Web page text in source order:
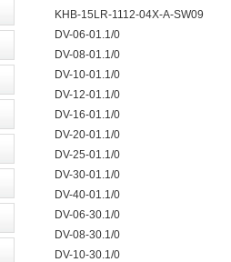
KHB-15LR-1112-04X-A-SW09
DV-06-01.1/0
DV-08-01.1/0
DV-10-01.1/0
DV-12-01.1/0
DV-16-01.1/0
DV-20-01.1/0
DV-25-01.1/0
DV-30-01.1/0
DV-40-01.1/0
DV-06-30.1/0
DV-08-30.1/0
DV-10-30.1/0